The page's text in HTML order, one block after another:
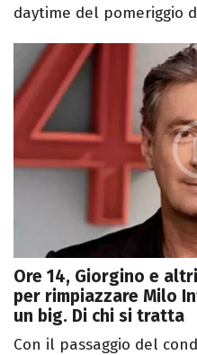
daytime del pomeriggio
Ore 14, Giorgino e
per rimpiazzare Milo
un big. Di chi si tratta
Con il passaggio del